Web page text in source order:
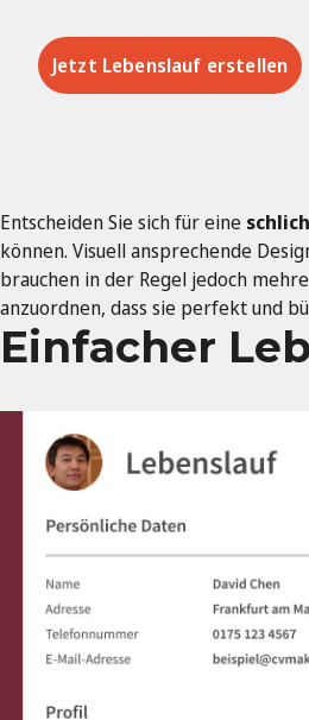
Jetzt Lebenslauf erstellen
Entscheiden Sie sich für eine
können. Visuell ansprechende
brauchen in der Regel jedoch
anzuordnen, dass sie perfekt und
Einfacher